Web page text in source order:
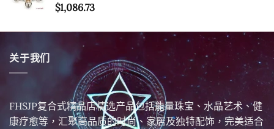
$1,086.73
关于我们
FHSJP复合式精品店精选产品包括能量珠宝、水晶艺术、健
康疗愈等，汇聚高品质的时尚、家居及独特配饰，完美适合